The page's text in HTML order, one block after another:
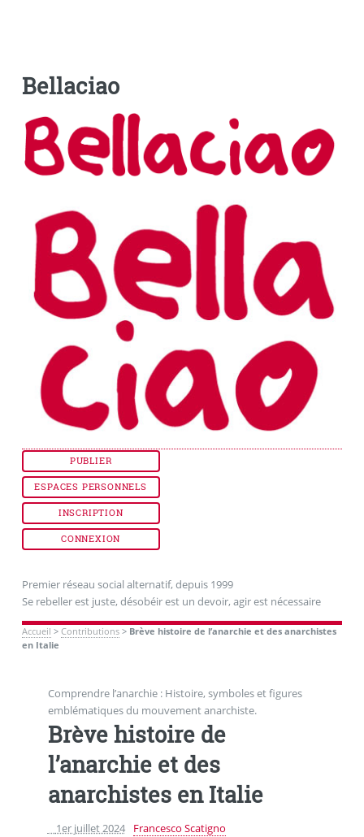
Bellaciao
PUBLIER
ESPACES PERSONNELS
INSCRIPTION
CONNEXION
Premier réseau social alternatif, depuis 1999
Se rebeller est juste, désobéir est un devoir, agir est nécessaire
Accueil > Contributions> Brève histoire de l’anarchie et des anarchistes
en Italie
Comprendre l’anarchie : Histoire, symboles et figures
emblématiques du mouvement anarchiste.
Brève histoire de
l’anarchie et des
anarchistes en Italie
1er juillet 2024
Francesco Scatigno